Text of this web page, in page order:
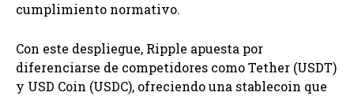
cumplimiento normativo.
Con este despliegue, Ripple apuesta por
diferenciarse de competidores como Tether (USDT)
y USD Coin (USDC), ofreciendo una stablecoin que